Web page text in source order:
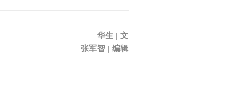
华生 | 文
张军智 | 编辑